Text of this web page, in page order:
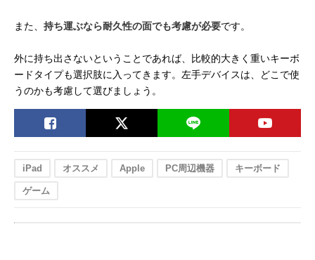
また、 持ち運ぶなら耐久性の面でも考慮が必要です。
外に持ち出さないということであれば、比較的大きく重いキーボ
ードタイプも選択肢に入ってきます。左手デバイスは、どこで使
うのかも考慮して選びましょう。
iPad オススメ Apple PC周辺機器 キーボード
ゲーム